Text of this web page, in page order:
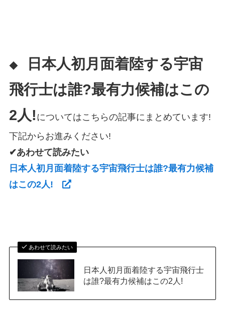
◆
日本人初月面着陸する宇宙
飛行士は誰?最有力候補はこの
2人! についてはこちらの記事にまとめています!
下記からお進みください!
✔あわせて読みたい
日本人初月面着陸する宇宙飛行士は誰?最有力候補
はこの2人!
あわせて読みたい
日本人初月面着陸する宇宙飛行士
は誰?最有力候補はこの2人!